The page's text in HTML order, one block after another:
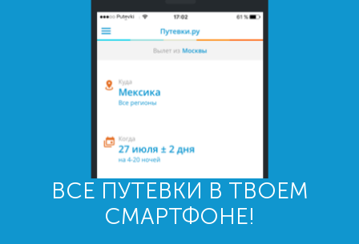
ВСЕ ПУТЕВКИ В ТВОЕМ
СМАРТФОНЕ!